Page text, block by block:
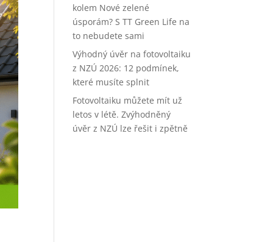
kolem Nové zelené
úsporám? S TT Green Life na
to nebudete sami
Výhodný úvěr na fotovoltaiku
z NZÚ 2026: 12 podmínek,
které musíte splnit
Fotovoltaiku můžete mít už
letos v létě. Zvýhodněný
úvěr z NZÚ lze řešit i zpětně